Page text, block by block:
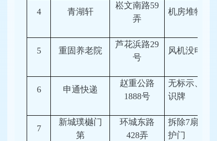
4 青湖轩
崧文南路59
弄
机房堆物
5 重固养老院
芦花浜路29
号
风机没电
6 申通快递
赵重公路
1888号
无标示、知
识牌
7
新城璞樾门
第
环城东路
428弄
拆除7扇防
护门